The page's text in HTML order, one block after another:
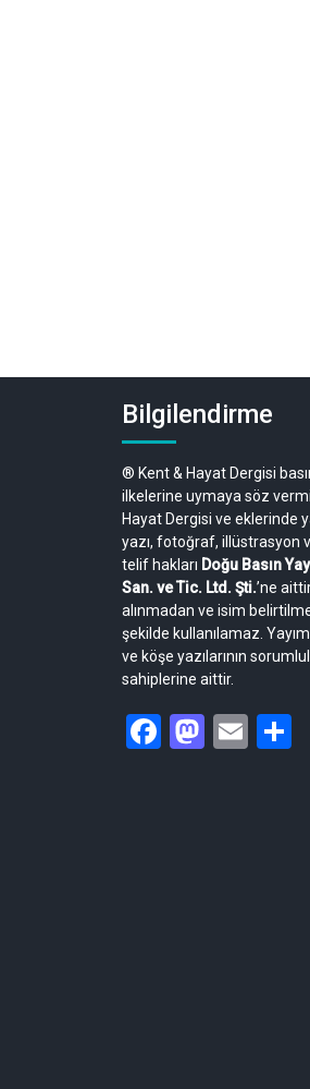
Bilgilendirme
® Kent & Hayat Dergisi
ilkelerine uymaya söz
Hayat Dergisi ve eklerinde
yazı, fotoğraf, illüstrasyon
telif hakları Doğu Basın
San. ve Tic. Ltd. Şti.’ne
alınmadan ve isim
şekilde kullanılamaz.
ve köşe yazılarının
sahiplerine aittir.
Facebook